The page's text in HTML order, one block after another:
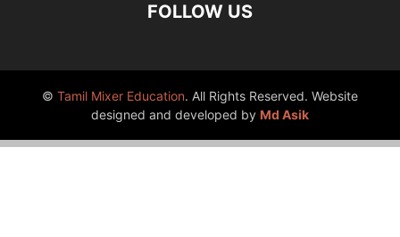
FOLLOW US
© Tamil Mixer Education. All Rights Reserved. Website
designed and developed by Md Asik